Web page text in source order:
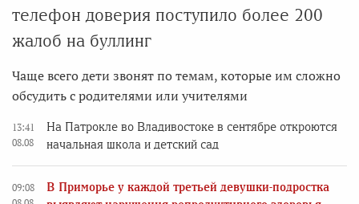
телефон доверия поступило более 200
жалоб на буллинг
Чаще всего дети звонят по темам, которые им сложно
обсудить с родителями или учителями
13:41
08.08
На Патрокле во Владивостоке в сентябре откроются
начальная школа и детский сад
09:08
В Приморье у каждой третьей девушки-подростка